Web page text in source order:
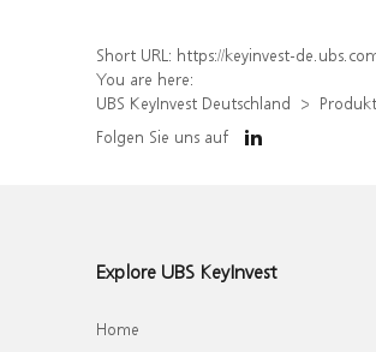
Short URL: https://keyinvest-de.ubs.com/produkt/detail/index/isin/
You are here:
UBS KeyInvest Deutschland
Folgen Sie uns auf
Explore UBS KeyInvest
Home